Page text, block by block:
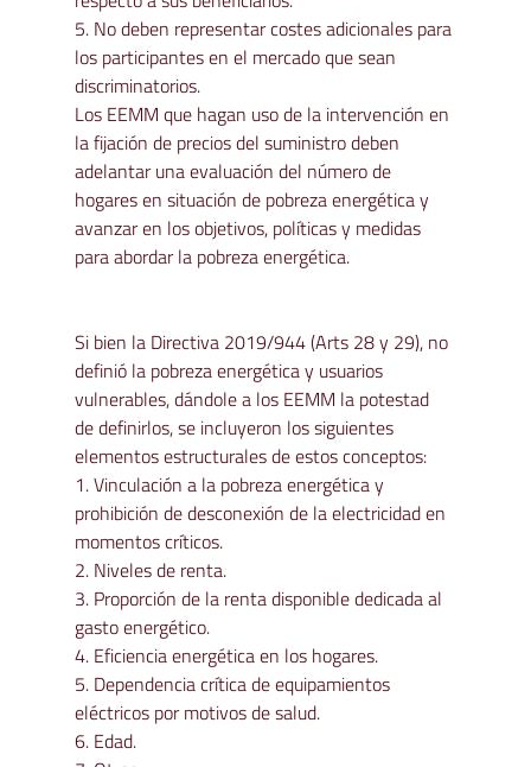
5. No deben representar costes adicionales para
los participantes en el mercado que sean
discriminatorios.
Los EEMM que hagan uso de la intervención en
la fijación de precios del suministro deben
adelantar una evaluación del número de
hogares en situación de pobreza energética y
avanzar en los objetivos, políticas y medidas
para abordar la pobreza energética.
Si bien la Directiva 2019/944 (Arts 28 y 29), no
definió la pobreza energética y usuarios
vulnerables, dándole a los EEMM la potestad
de definirlos, se incluyeron los siguientes
elementos estructurales de estos conceptos:
1. Vinculación a la pobreza energética y
prohibición de desconexión de la electricidad en
momentos críticos.
2. Niveles de renta.
3. Proporción de la renta disponible dedicada al
gasto energético.
4. Eficiencia energética en los hogares.
5. Dependencia crítica de equipamientos
eléctricos por motivos de salud.
6. Edad.